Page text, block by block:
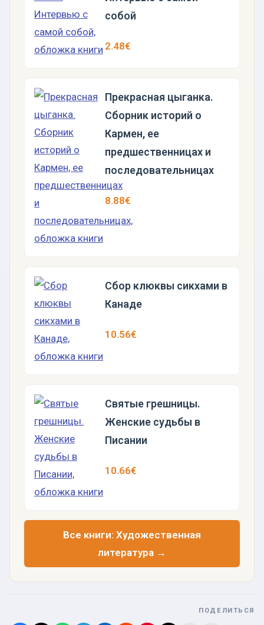
собой
2.48€
Прекрасная цыганка.
Сборник историй о
Кармен, ее
предшественницах и
последовательницах
8.88€
Сбор клюквы сикхами в
Канаде
10.56€
Святые грешницы.
Женские судьбы в
Писании
10.66€
Все книги: Художественная
литература →
ПОДЕЛИТЬСЯ